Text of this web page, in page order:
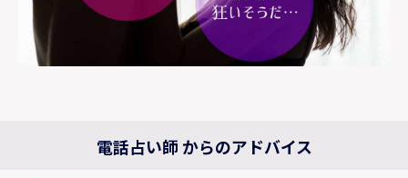
電話占い師 からのアドバイス